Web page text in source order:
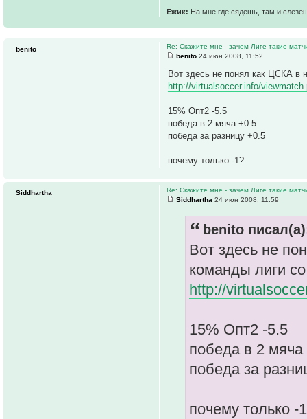
Ёжик: На мне где сядешь, там и
Re: Скажите мне - зачем Лиге такие
benito 24 июн 2008, 11:52
Вот здесь не понял как ЦСКА в
http://virtualsoccer.info/
15% Опт2 -5.5
победа в 2 мяча +0.5
победа за разницу +0.5
почему только -1?
benito
Re: Скажите мне - зачем Лиге такие
Siddhartha 24 июн 2008, 11:59
benito
Вот здесь не
команды лиги
http://
15% Опт2 -5.5
победа в 2 мяча
победа за
почему только -
Siddhartha